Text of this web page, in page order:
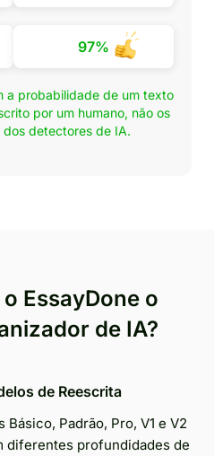
97%
a probabilidade de um texto
por um humano, não os
detectores de IA.
EssayDone o
de IA?
de Reescrita
Padrão, Pro, V1 e V2
diferentes profundidades de